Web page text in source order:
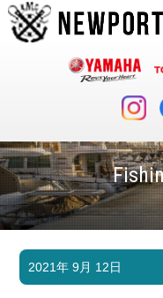
マリンクラブ
マリンライフを堪能したい！
2021年 9月 12日